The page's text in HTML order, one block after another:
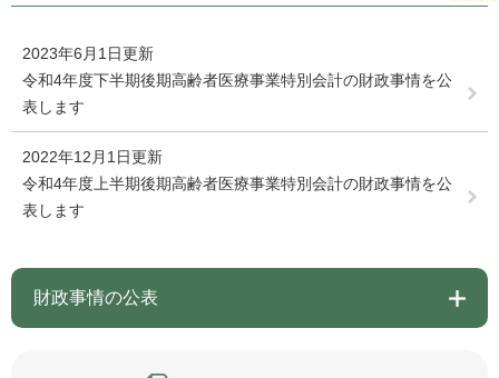
2023年6月1日更新
令和4年度下半期後期高齢者医療事業特別会計の財政事情を公
表します
2022年12月1日更新
令和4年度上半期後期高齢者医療事業特別会計の財政事情を公
表します
財政事情の公表